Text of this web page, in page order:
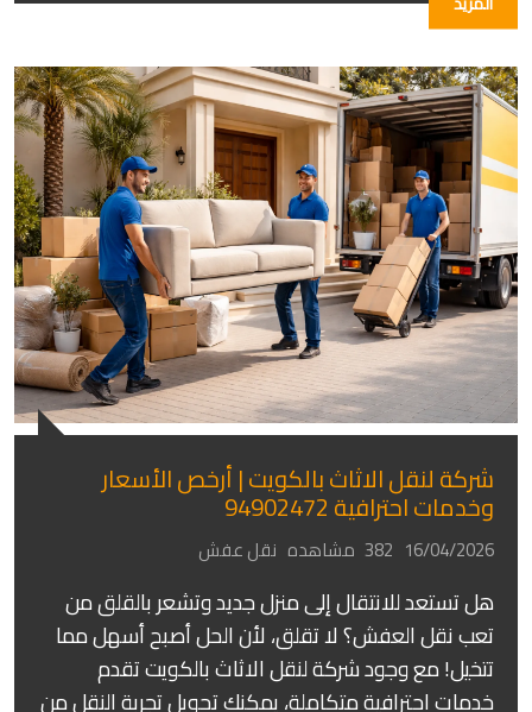
شركة لنقل الاثاث بالكويت | أرخص الأسعار
وخدمات احترافية 94902472
16/04/2026 382 مشاهده نقل عفش
هل تستعد للانتقال إلى منزل جديد وتشعر بالقلق من
تعب نقل العفش؟ لا تقلق، لأن الحل أصبح أسهل مما
تتخيل! مع وجود شركة لنقل الاثاث بالكويت تقدم
خدمات احترافية متكاملة، يمكنك تحويل تجربة النقل من